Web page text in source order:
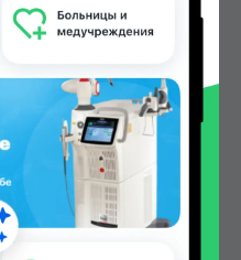
Душанбе и других